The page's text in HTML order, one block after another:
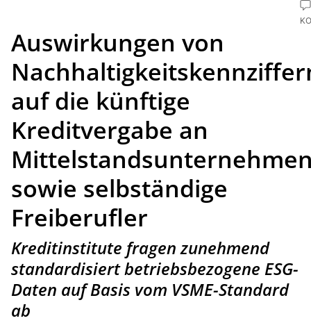
Auswirkungen von
auf die künftige
Kreditvergabe an
sowie selbständige
Freiberufler
Kreditinstitute fragen zunehmend
standardisiert betriebsbezogene ESG-
Daten auf Basis vom VSME-Standard
ab